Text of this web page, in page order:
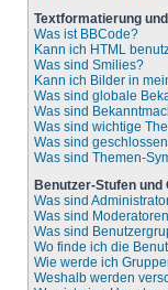
Textformatierung
Was ist BBCode?
Kann ich HTML
Was sind Smilies?
Kann ich Bilder in
Was sind globale
Was sind
Was sind wichtige
Was sind
Was sind Themen-
Benutzer-Stufen und
Was sind
Was sind
Was sind
Wo finde ich die
Wie werde ich
Weshalb werden